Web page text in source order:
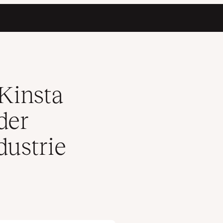
aufbaut